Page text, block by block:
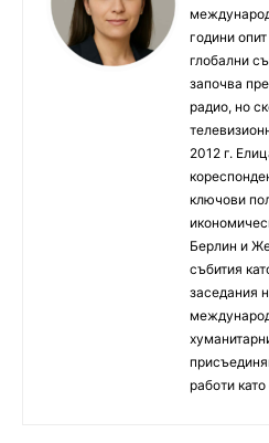
години
глобални
започва
радио, но
2012 г.
ключови
Берлин и
събития
заседания
работи